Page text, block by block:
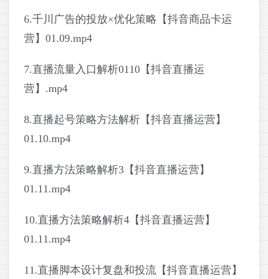
6.千川广告的投放×优化策略【抖音商品卡运
营】01.09.mp4
7.直播流量入口解析0110【抖音直播运
营】.mp4
8.直播起号策略方法解析【抖音直播运营】
01.10.mp4
9.直播方法策略解析3【抖音直播运营】
01.11.mp4
10.直播方法策略解析4【抖音直播运营】
01.11.mp4
11.直播脚本设计复盘和投流【抖音直播运营】